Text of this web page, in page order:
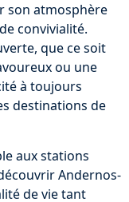
son atmosphère
convivialité.
que ce soit
ou une
à toujours
destinations de
aux stations
Andernos-
de vie tant